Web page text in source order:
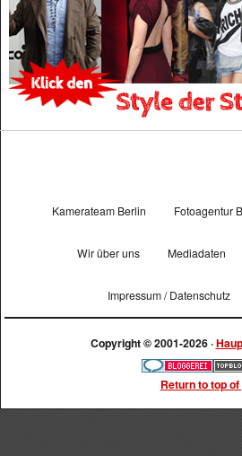
Kamerateam Berlin Fotoagentur
Wir über uns Mediadaten
Impressum / Datenschutz
Copyright © 2001-2026 ·
Return to top of